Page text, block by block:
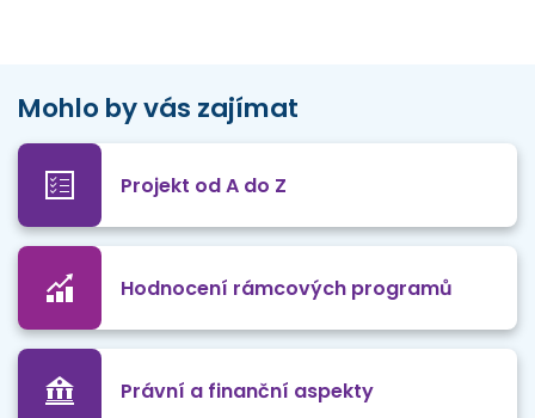
Mohlo by vás zajímat
Projekt od A do Z
Hodnocení rámcových programů
Právní a finanční aspekty